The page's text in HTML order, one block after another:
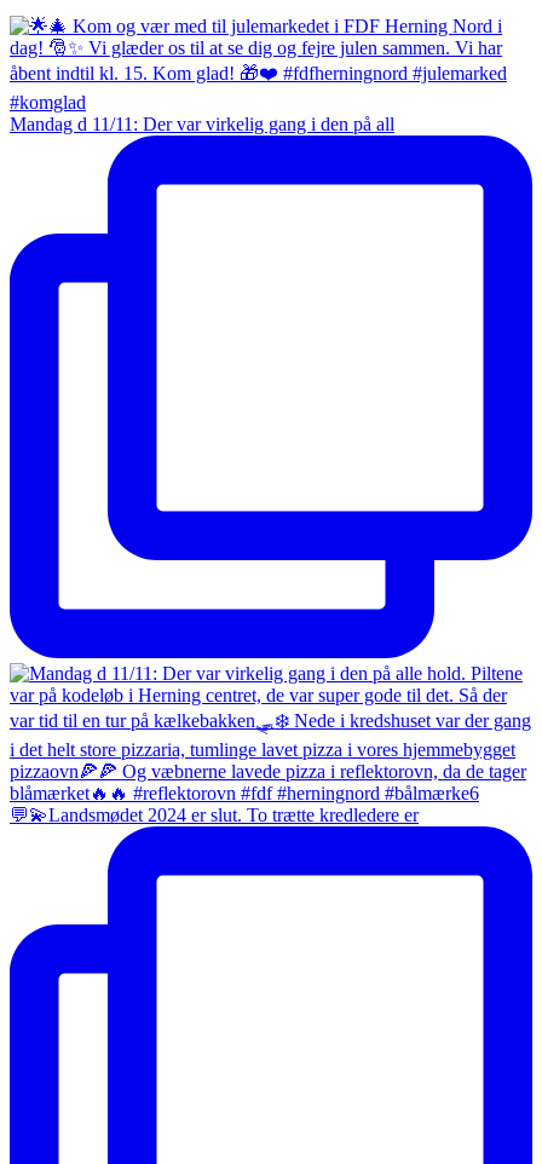
Mandag d 11/11: Der var virkelig gang i den på all
💬💫Landsmødet 2024 er slut. To trætte kredledere er